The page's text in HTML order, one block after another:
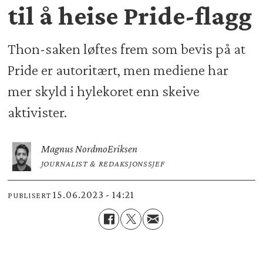
til å heise Pride-flagg
Thon-saken løftes frem som bevis på at
Pride er autoritært, men mediene har
mer skyld i hylekoret enn skeive
aktivister.
Magnus NordmoEriksen
JOURNALIST & REDAKSJONSSJEF
PUBLISERT 15.06.2023 - 14:21